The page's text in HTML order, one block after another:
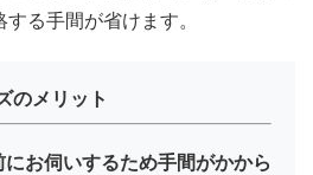
る手間が省けます。
のメリット
お伺いするため手間がかから